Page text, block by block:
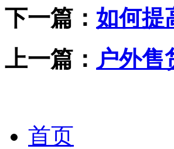
下一篇： 如何提
上一篇： 户外售
首页